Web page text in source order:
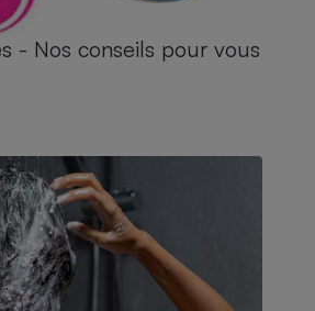
- Nos conseils pour vous